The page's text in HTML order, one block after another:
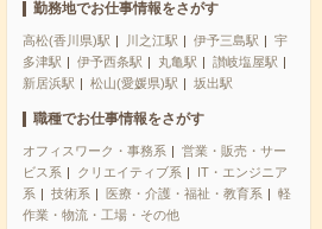
勤務地でお仕事情報をさがす
高松(香川県)駅 川之江駅 伊予三島駅
宇
多津駅
伊予西条駅 丸亀駅
讃岐塩屋駅
新居浜駅
松山(愛媛県)駅 坂出駅
職種でお仕事情報をさがす
オフィスワーク・事務系
営業・販売・サー
ビス系
クリエイティブ系
IT・エンジニア
系
技術系 医療・介護・福祉・教育系
軽
作業・物流・工場・その他